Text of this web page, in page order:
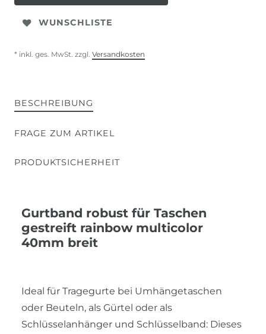
WUNSCHLISTE
* inkl. ges. MwSt. zzgl. Versandkosten
BESCHREIBUNG
FRAGE ZUM ARTIKEL
PRODUKTSICHERHEIT
Gurtband robust für Taschen
gestreift rainbow multicolor
40mm breit
Ideal für Tragegurte bei Umhängetaschen
oder Beuteln, als Gürtel oder als
Schlüsselanhänger und Schlüsselband: Dieses